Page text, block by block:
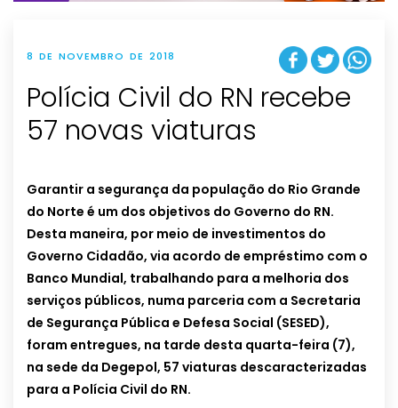
8 DE NOVEMBRO DE 2018
Polícia Civil do RN recebe
57 novas viaturas
Garantir a segurança da população do Rio Grande
do Norte é um dos objetivos do Governo do RN.
Desta maneira, por meio de investimentos do
Governo Cidadão, via acordo de empréstimo com o
Banco Mundial, trabalhando para a melhoria dos
serviços públicos, numa parceria com a Secretaria
de Segurança Pública e Defesa Social (SESED),
foram entregues, na tarde desta quarta-feira (7),
na sede da Degepol, 57 viaturas descaracterizadas
para a Polícia Civil do RN.